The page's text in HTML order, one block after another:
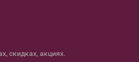
скидках, акциях.